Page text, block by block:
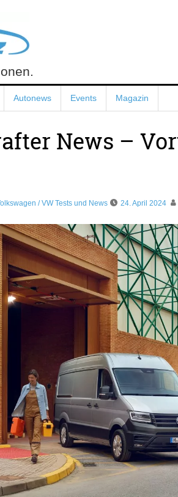
Autonews Events Magazin
News –
/ VW Tests und News 24. April 2024